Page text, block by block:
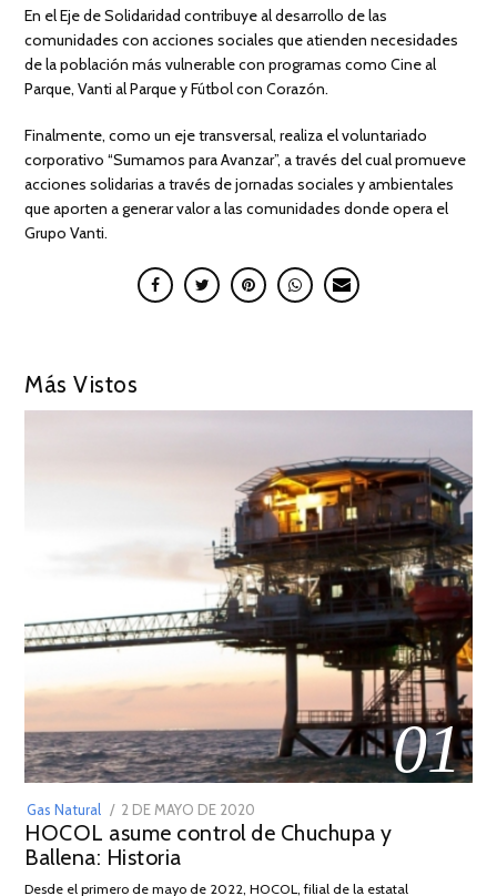
En el Eje de Solidaridad contribuye al desarrollo de las
comunidades con acciones sociales que atienden necesidades
de la población más vulnerable con programas como Cine al
Parque, Vanti al Parque y Fútbol con Corazón.
Finalmente, como un eje transversal, realiza el voluntariado
corporativo “Sumamos para Avanzar”, a través del cual promueve
acciones solidarias a través de jornadas sociales y ambientales
que aporten a generar valor a las comunidades donde opera el
Grupo Vanti.
Más Vistos
01
Gas Natural
POSTED
ON
2 DE MAYO DE 2020
DE
HOCOL asume control de Chuchupa y
Ballena: Historia
Desde el primero de mayo de 2022, HOCOL, filial de la estatal